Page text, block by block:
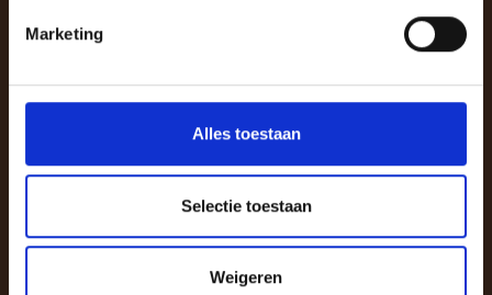
Marketing
Alles toestaan
Selectie toestaan
Weigeren
Aanwezig vanaf ± 5 cm ontsluiting tot
ongeveer 2 uur na de geboorte.
resolutie foto’s via een persoonlijke online
Luxe fotoalbum (20 x 20 cm), inclusief 10
spreads van de gemaakte foto’s.
Persoonlijke levering van het album